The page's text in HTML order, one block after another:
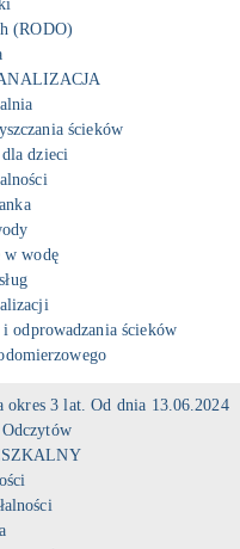
(RODO)
ścieków
dzieci
w wodę
odprowadzania ścieków
okres 3 lat. Od dnia 13.06.2024